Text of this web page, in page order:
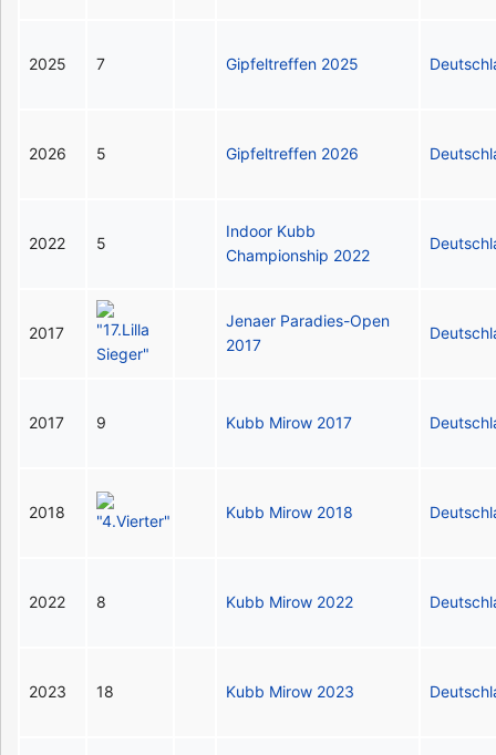
2025 7 Gipfeltreffen 2025
2026 5 Gipfeltreffen 2026
2022 5
Indoor Kubb
Championship 2022
2017
Jenaer Paradies-Open
2017
2017 9 Kubb Mirow 2017
2018 Kubb Mirow 2018
2022 8 Kubb Mirow 2022
2023 18 Kubb Mirow 2023